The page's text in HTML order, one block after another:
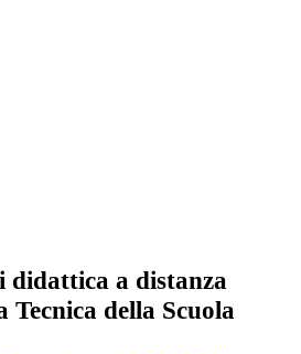
didattica a distanza
Tecnica della Scuola